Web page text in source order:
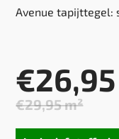
Avenue tapijttegel:
€29,95m²
€26,95